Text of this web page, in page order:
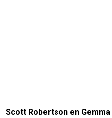
Scott Robertson en